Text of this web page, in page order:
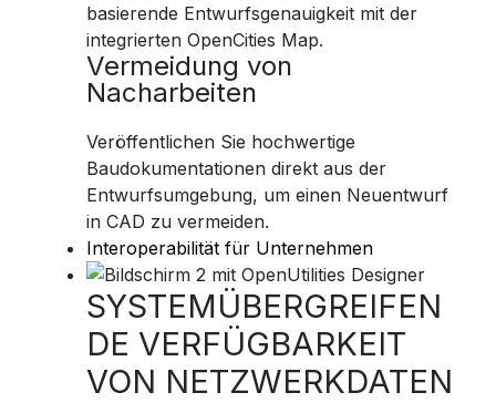
basierende Entwurfsgenauigkeit mit der
integrierten OpenCities Map.
Vermeidung von
Nacharbeiten
Veröffentlichen Sie hochwertige
Baudokumentationen direkt aus der
Entwurfsumgebung, um einen Neuentwurf
in CAD zu vermeiden.
Interoperabilität für Unternehmen
SYSTEMÜBERGREIFEN
DE VERFÜGBARKEIT
VON NETZWERKDATEN